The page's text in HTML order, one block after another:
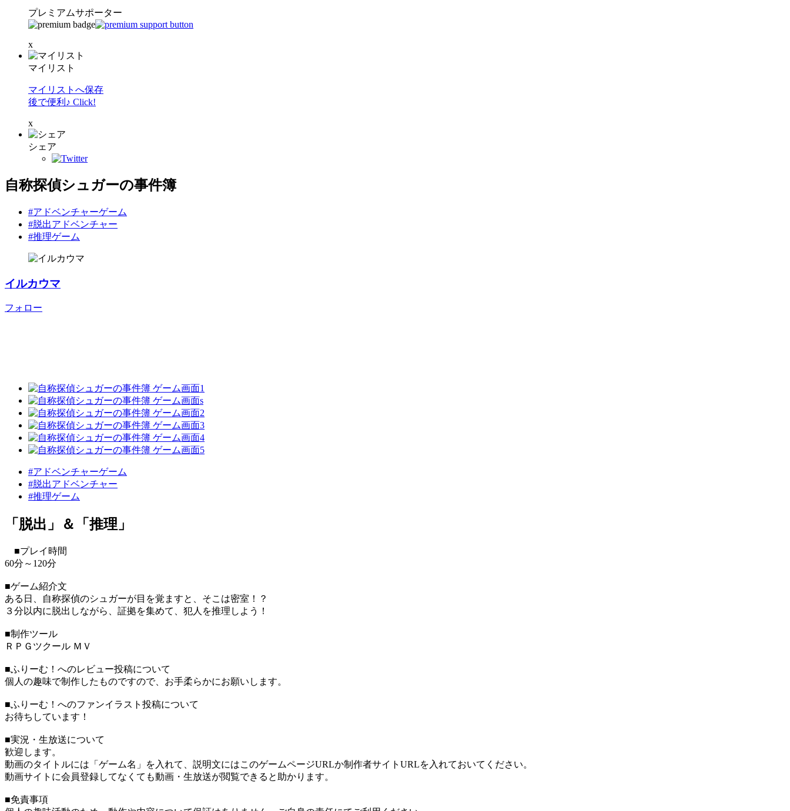
プレミアムサポーター
x
マイリスト
マイリストへ保存
後で便利♪ Click!
x
シェア
自称探偵シュガーの事件簿
#アドベンチャーゲーム
#脱出アドベンチャー
#推理ゲーム
イルカウマ
フォロー
#アドベンチャーゲーム
#脱出アドベンチャー
#推理ゲーム
「脱出」＆「推理」
■プレイ時間
60分～120分
■ゲーム紹介文
ある日、自称探偵のシュガーが目を覚ますと、そこは密室！？
３分以内に脱出しながら、証拠を集めて、犯人を推理しよう！
■制作ツール
ＲＰＧツクール ＭＶ
■ふりーむ！へのレビュー投稿について
個人の趣味で制作したものですので、お手柔らかにお願いします。
■ふりーむ！へのファンイラスト投稿について
お待ちしています！
■実況・生放送について
歓迎します。
動画のタイトルには「ゲーム名」を入れて、説明文にはこのゲームページURLか制作者サイトURLを入れておいてください。
動画サイトに会員登録してなくても動画・生放送が閲覧できると助かります。
■免責事項